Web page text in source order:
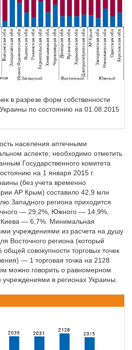
в разрезе форм собственности
по состоянию на 01.08.2015
населения аптечными
аспекте, необходимо отметить
Государственного комитета
на 1 января 2015 г.
(без учета временно
АР Крым) составило 42,9 млн
Западного региона приходится
— 29,2%, Южного — 14,9%,
— 6,7%. Минимальная
учреждениями из расчета на душу
Восточного региона (который
общей совокупности торговых точек
— 1 торговая точка на 2128
можно говорить о равномерном
в регионах Украины.